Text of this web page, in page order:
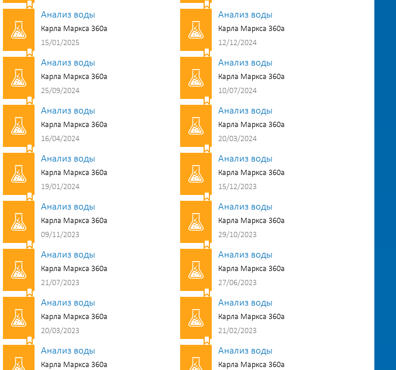
Анализ воды
Карла Маркса 360а
15/01/2025
Анализ воды
Карла Маркса 360а
12/12/2024
Анализ воды
Карла Маркса 360а
25/09/2024
Анализ воды
Карла Маркса 360а
10/07/2024
Анализ воды
Карла Маркса 360а
16/04/2024
Анализ воды
Карла Маркса 360а
20/03/2024
Анализ воды
Карла Маркса 360а
19/01/2024
Анализ воды
Карла Маркса 360а
15/12/2023
Анализ воды
Карла Маркса 360а
09/11/2023
Анализ воды
Карла Маркса 360а
29/10/2023
Анализ воды
Карла Маркса 360а
21/07/2023
Анализ воды
Карла Маркса 360а
27/06/2023
Анализ воды
Карла Маркса 360а
20/03/2023
Анализ воды
Карла Маркса 360а
21/02/2023
Анализ воды
Карла Маркса 360а
Анализ воды
Карла Маркса 360а